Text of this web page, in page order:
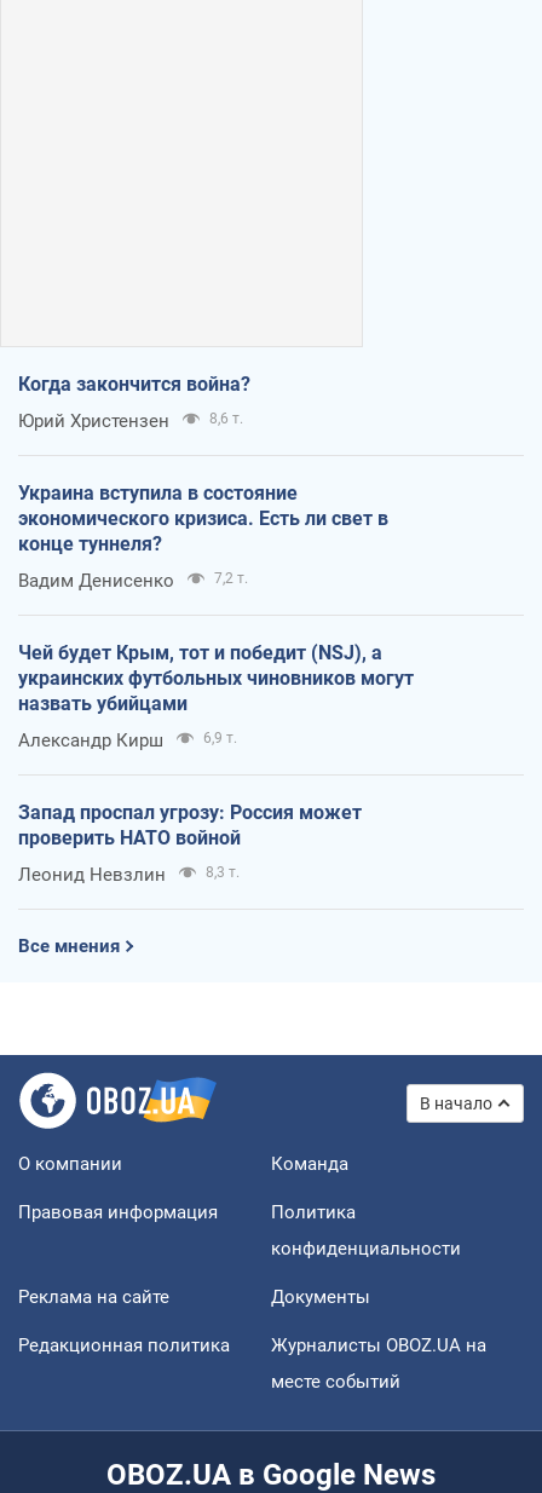
Когда закончится война?
Юрий Христензен 8,6 т.
Украина вступила в состояние
экономического кризиса. Есть ли свет в
конце туннеля?
Вадим Денисенко 7,2 т.
Чей будет Крым, тот и победит (NSJ), а
украинских футбольных чиновников могут
назвать убийцами
Александр Кирш 6,9 т.
Запад проспал угрозу: Россия может
проверить НАТО войной
Леонид Невзлин 8,3 т.
Все мнения
В начало
О компании Команда
Правовая информация
Политика
конфиденциальности
Реклама на сайте Документы
Редакционная политика
Журналисты OBOZ.UA на
месте событий
OBOZ.UA в Google News